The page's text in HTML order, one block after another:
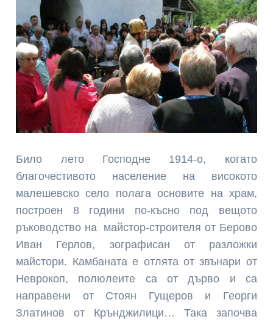
Било лето Господне 1914-о, когато
благочестивото население на високото
малешевско село полага основите на храм,
построен 8 години по-късно под вещото
ръководство на майстор-строителя от Берово
Иван Герлов, зографисан от разложки
майстори. Камбаната е отлята от звънари от
Неврокоп, полюлеите са от дърво и са
направени от Стоян Гущеров и Георги
Златинов от Крънджилици… Така започва